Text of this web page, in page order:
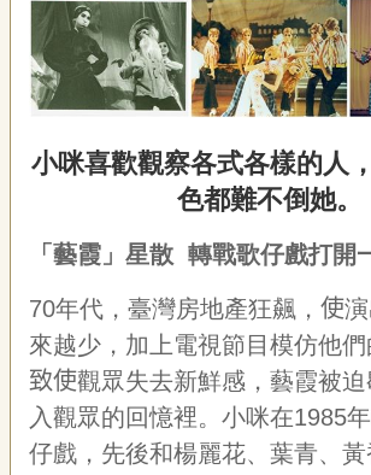
小咪喜歡觀察各式各樣的人
色都難不倒她。
「藝霞」星散 轉戰歌仔戲打開
70年代，臺灣房地產狂飆， 使
來越少，加上電視節目模仿他們
致使觀眾失去新鮮感，藝霞被
入觀眾的回憶裡。小咪在1985
仔戲，先後和楊麗花、葉青、